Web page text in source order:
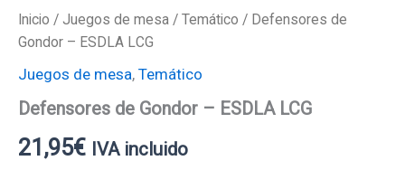
Inicio / Juegos de mesa / Temático / Defensores de
Gondor – ESDLA LCG
Juegos de mesa, Temático
Defensores de Gondor – ESDLA LCG
21,95€ IVA incluido